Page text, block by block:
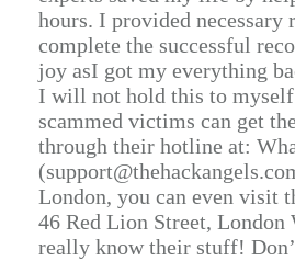
hours. I provided
complete the successful
joy asI got my everything
I will not hold this to
scammed victims can get
through their hotline at:
London, you can even visit
46 Red Lion Street, London
really know their stuff!